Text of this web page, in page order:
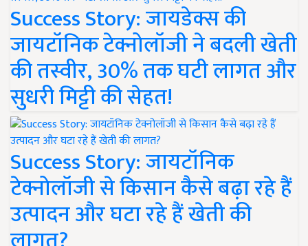
Success Story: जायडेक्स की
जायटॉनिक टेक्नोलॉजी ने बदली खेती
की तस्वीर, 30% तक घटी लागत और
सुधरी मिट्टी की सेहत!
Success Story: जायटॉनिक
टेक्नोलॉजी से किसान कैसे बढ़ा रहे हैं
उत्पादन और घटा रहे हैं खेती की